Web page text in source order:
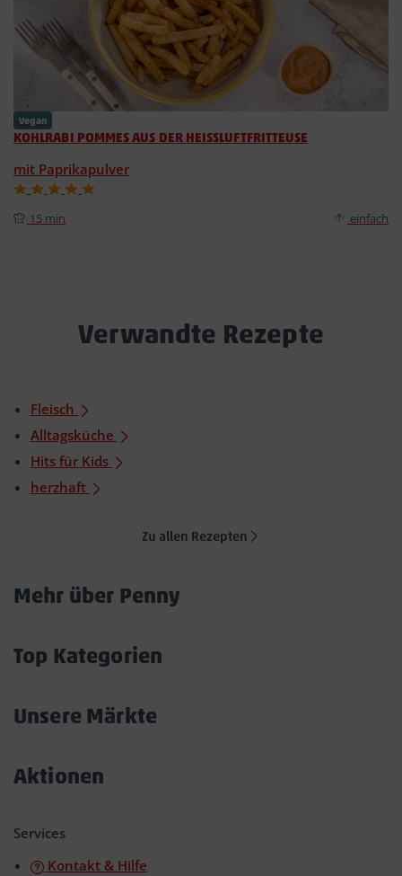
Vegan
KOHLRABI POMMES AUS DER HEISSLUFTFRITTEUSE
mit Paprikapulver
15 min einfach
Verwandte Rezepte
Fleisch
Alltagsküche
Hits für Kids
herzhaft
Zu allen Rezepten
Mehr über Penny
Top Kategorien
Unsere Märkte
Aktionen
Services
Kontakt & Hilfe